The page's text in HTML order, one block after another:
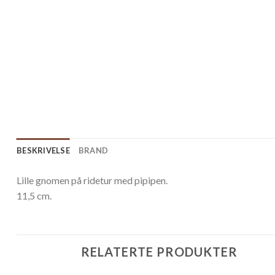
BESKRIVELSE BRAND
Lille gnomen på ridetur med pipipen.
11,5 cm.
RELATERTE PRODUKTER